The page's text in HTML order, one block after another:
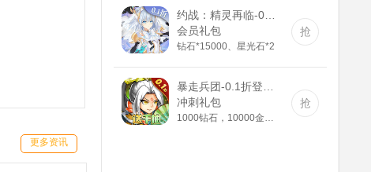
更多资讯
会员礼包
钻石*15000、星光石*2
抢
冲刺礼包
抢